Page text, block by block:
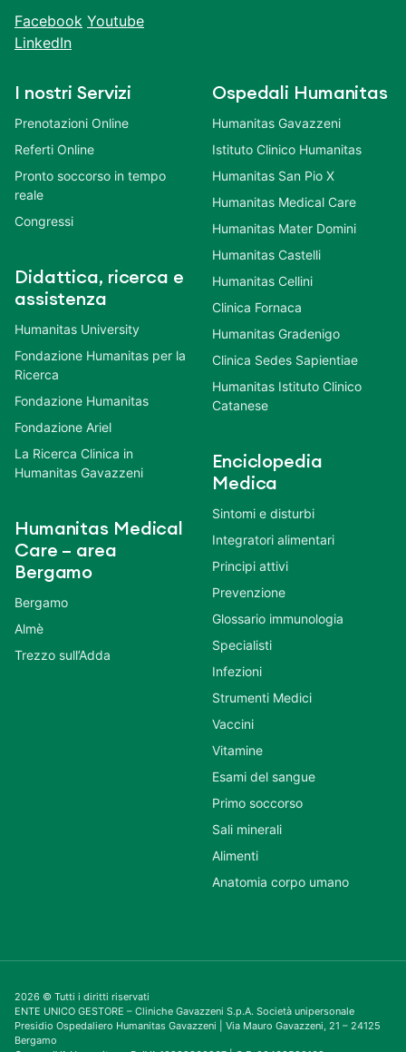
Facebook Youtube
LinkedIn
I nostri Servizi
Prenotazioni Online
Referti Online
Pronto soccorso in tempo
reale
Congressi
Didattica, ricerca e
assistenza
Humanitas University
Fondazione Humanitas per la
Ricerca
Fondazione Humanitas
Fondazione Ariel
La Ricerca Clinica in
Humanitas Gavazzeni
Humanitas Medical
Care – area
Bergamo
Bergamo
Almè
Trezzo sull’Adda
Ospedali Humanitas
Humanitas Gavazzeni
Istituto Clinico Humanitas
Humanitas San Pio X
Humanitas Medical Care
Humanitas Mater Domini
Humanitas Castelli
Humanitas Cellini
Clinica Fornaca
Humanitas Gradenigo
Clinica Sedes Sapientiae
Humanitas Istituto Clinico
Catanese
Enciclopedia
Medica
Sintomi e disturbi
Integratori alimentari
Principi attivi
Prevenzione
Glossario immunologia
Specialisti
Infezioni
Strumenti Medici
Vaccini
Vitamine
Esami del sangue
Primo soccorso
Sali minerali
Alimenti
Anatomia corpo umano
2026 © Tutti i diritti riservati
ENTE UNICO GESTORE – Cliniche Gavazzeni S.p.A. Società unipersonale
Presidio Ospedaliero Humanitas Gavazzeni | Via Mauro Gavazzeni, 21 – 24125
Bergamo